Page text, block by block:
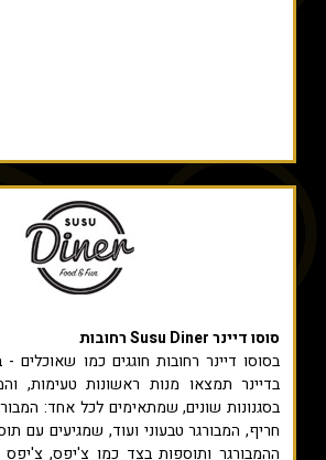
סוסו דיינר Susu Diner רחובות
בסוסו דיינר רחובות חוגגים כמו שאוכלים -
בדיינר תמצאו מנות ראשונות טעימות,
בסגנונות שונים, שמתאימים לכל אחד:
חריף, המבורגר טבעוני ועוד, שמגיעים עם
ההמבורגר ותוספות בצד כמו צ'יפס, צ'יפס